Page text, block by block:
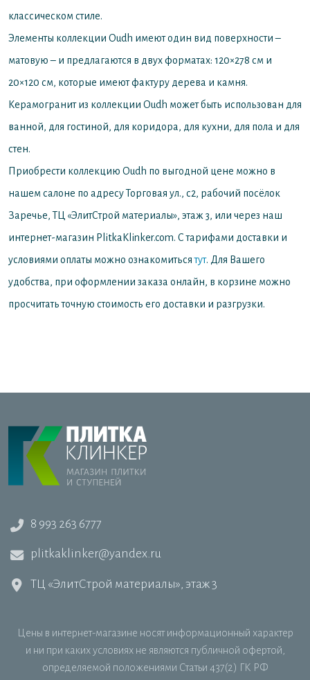
классическом стиле.
Элементы коллекции Oudh имеют один вид поверхности –
матовую – и предлагаются в двух форматах: 120×278 см и
20×120 см, которые имеют фактуру дерева и камня.
Керамогранит из коллекции Oudh может быть использован для
ванной, для гостиной, для коридора, для кухни, для пола и для
стен.
Приобрести коллекцию Oudh по выгодной цене можно в
нашем салоне по адресу Торговая ул., с2, рабочий посёлок
Заречье, ТЦ «ЭлитСтрой материалы», этаж 3, или через наш
интернет-магазин PlitkaKlinker.com. С тарифами доставки и
условиями оплаты можно ознакомитьсятут. Для Вашего
удобства, при оформлении заказа онлайн, в корзине можно
просчитать точную стоимость его доставки и разгрузки.
8 993 263 6777
plitkaklinker@yandex.ru
ТЦ «ЭлитСтрой материалы», этаж 3
Цены в интернет-магазине носят информационный характер
и ни при каких условиях не являются публичной офертой,
определяемой положениями Статьи 437(2) ГК РФ